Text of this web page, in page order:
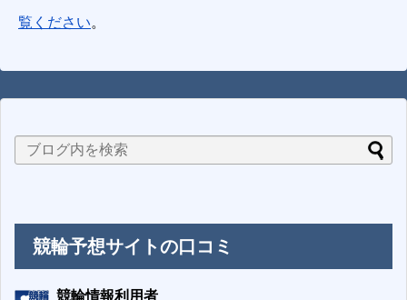
覧ください。
競輪予想サイトの口コミ
競輪情報利用者